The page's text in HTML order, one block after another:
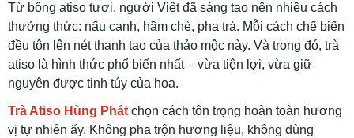
Từ bông atiso tươi, người Việt đã sáng tạo nên nhiều cách
thưởng thức: nấu canh, hầm chè, pha trà. Mỗi cách chế biến
đều tôn lên nét thanh tao của thảo mộc này. Và trong đó, trà
atiso là hình thức phổ biến nhất – vừa tiện lợi, vừa giữ
nguyên được tinh túy của hoa.
Trà Atiso Hùng Phát chọn cách tôn trọng hoàn toàn hương
vị tự nhiên ấy. Không pha trộn hương liệu, không dùng